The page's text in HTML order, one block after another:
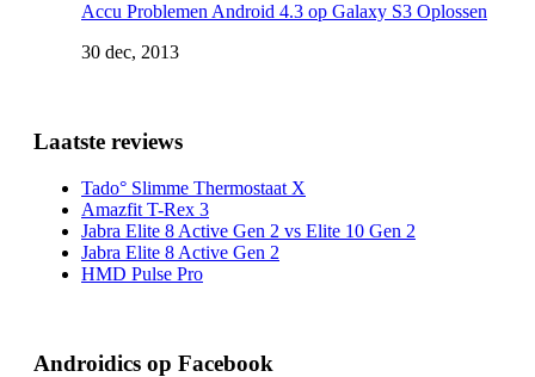
Accu Problemen Android 4.3 op Galaxy S3 Oplossen
30 dec, 2013
Laatste reviews
Tado° Slimme Thermostaat X
Amazfit T-Rex 3
Jabra Elite 8 Active Gen 2 vs Elite 10 Gen 2
Jabra Elite 8 Active Gen 2
HMD Pulse Pro
Androidics op Facebook